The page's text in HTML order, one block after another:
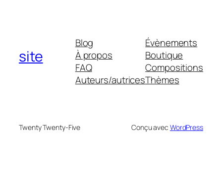
site
Blog
À propos
FAQ
Auteurs/autrices
Évènements
Boutique
Compositions
Thèmes
Twenty Twenty-Five Conçu avec WordPress